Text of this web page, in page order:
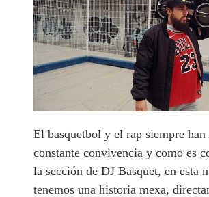
El basquetbol y el rap siempre han
constante convivencia y como es
la sección de DJ Basquet, en esta
tenemos una historia mexa,